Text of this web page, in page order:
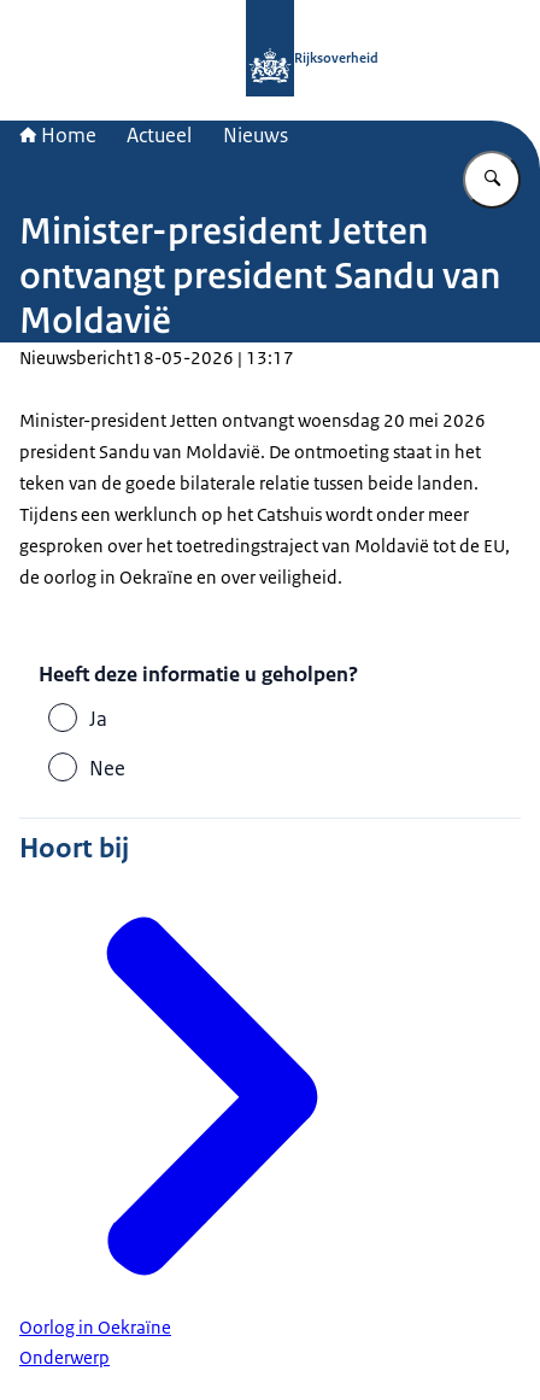
Rijksoverheid
Home Actueel Nieuws
Minister-president Jetten
ontvangt president Sandu van
Moldavië
Nieuwsbericht18-05-2026 | 13:17
Minister-president Jetten ontvangt woensdag 20 mei 2026
president Sandu van Moldavië. De ontmoeting staat in het
teken van de goede bilaterale relatie tussen beide landen.
Tijdens een werklunch op het Catshuis wordt onder meer
gesproken over het toetredingstraject van Moldavië tot de EU,
de oorlog in Oekraïne en over veiligheid.
Heeft deze informatie u geholpen?
Ja
Nee
Hoort bij
Oorlog in Oekraïne
Onderwerp